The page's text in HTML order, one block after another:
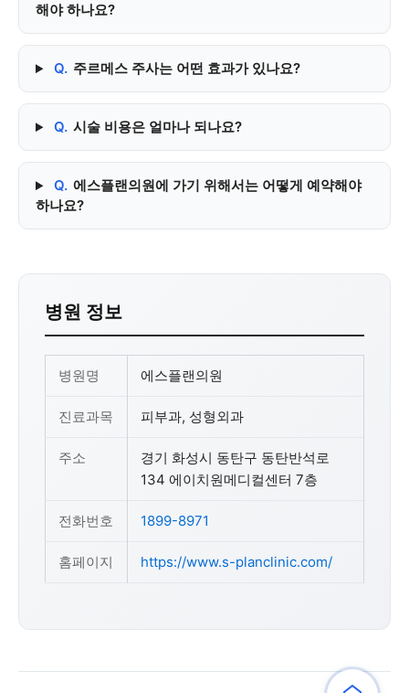
해야 하나요?
Q. 주르메스 주사는 어떤 효과가 있나요?
Q. 시술 비용은 얼마나 되나요?
Q. 에스플랜의원에 가기 위해서는 어떻게 예약해야
하나요?
병원 정보
병원명 에스플랜의원
진료과목 피부과, 성형외과
주소
경기 화성시 동탄구 동탄반석로
134 에이치원메디컬센터 7층
전화번호 1899-8971
홈페이지 https://www.s-planclinic.com/